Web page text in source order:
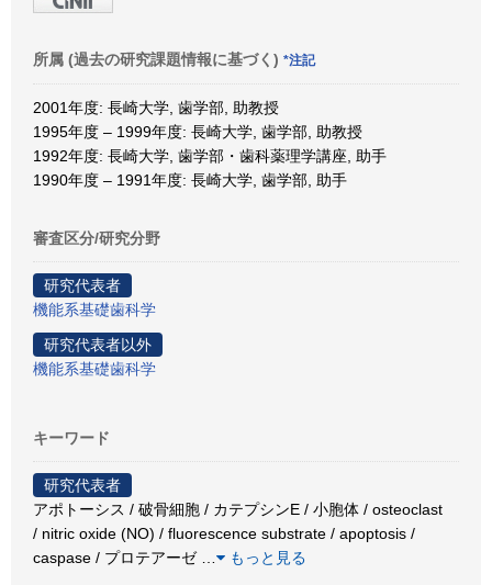
所属 (過去の研究課題情報に基づく) *注記
2001年度: 長崎大学, 歯学部, 助教授
1995年度 – 1999年度: 長崎大学, 歯学部, 助教授
1992年度: 長崎大学, 歯学部・歯科薬理学講座, 助手
1990年度 – 1991年度: 長崎大学, 歯学部, 助手
審査区分/研究分野
研究代表者
機能系基礎歯科学
研究代表者以外
機能系基礎歯科学
キーワード
研究代表者
アポトーシス / 破骨細胞 / カテプシンE / 小胞体 / osteoclast
/ nitric oxide (NO) / fluorescence substrate / apoptosis /
caspase / プロテアーゼ
もっと見る